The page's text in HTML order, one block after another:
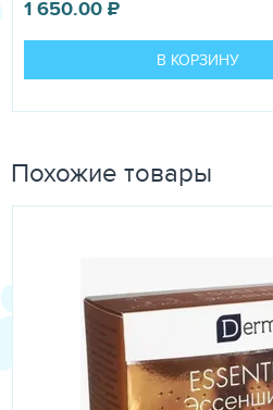
1 650.00₽
В КОРЗИНУ
Похожие товары